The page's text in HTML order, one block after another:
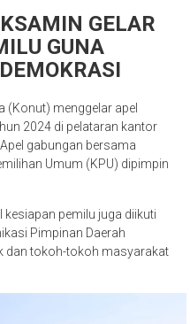
GELAR
GUNA
(Konut) menggelar apel
2024 di pelataran kantor
gabungan bersama
Umum (KPU) dipimpin
kesiapan pemilu juga diikuti
Pimpinan Daerah
dan tokoh-tokoh masyarakat